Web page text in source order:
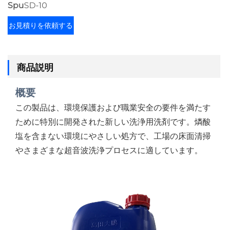
SpuSD-10
お見積りを依頼する
商品説明
概要
この製品は、環境保護および職業安全の要件を満たす
ために特別に開発された新しい洗浄用洗剤です。燐酸
塩を含まない環境にやさしい処方で、工場の床面清掃
やさまざまな超音波洗浄プロセスに適しています。